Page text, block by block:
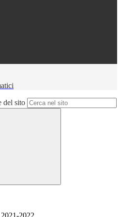
del sito